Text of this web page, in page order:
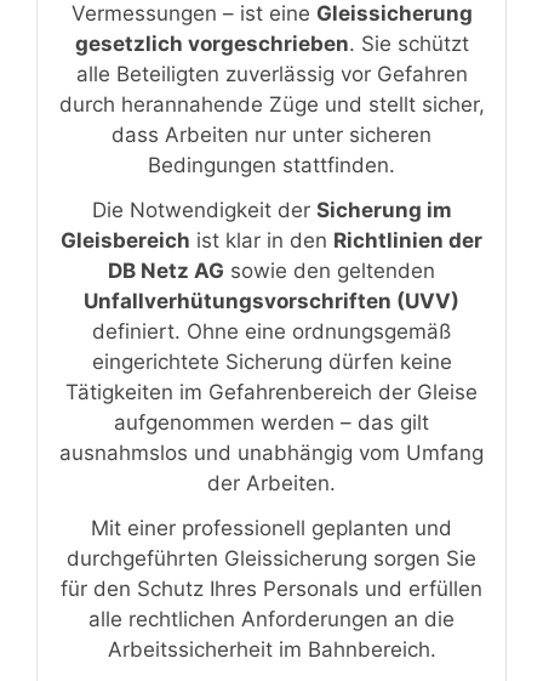
Vermessungen – ist eine Gleissicherung
gesetzlich vorgeschrieben. Sie schützt
alle Beteiligten zuverlässig vor Gefahren
durch herannahende Züge und stellt sicher,
dass Arbeiten nur unter sicheren
Bedingungen stattfinden.
Die Notwendigkeit der Sicherung im
Gleisbereich ist klar in den Richtlinien der
DB Netz AG sowie den geltenden
Unfallverhütungsvorschriften (UVV)
definiert. Ohne eine ordnungsgemäß
eingerichtete Sicherung dürfen keine
Tätigkeiten im Gefahrenbereich der Gleise
aufgenommen werden – das gilt
ausnahmslos und unabhängig vom Umfang
der Arbeiten.
Mit einer professionell geplanten und
durchgeführten Gleissicherung sorgen Sie
für den Schutz Ihres Personals und erfüllen
alle rechtlichen Anforderungen an die
Arbeitssicherheit im Bahnbereich.